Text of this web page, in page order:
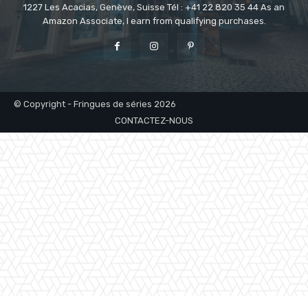
1227 Les Acacias, Genève, Suisse Tél : +41 22 820 35 44 As an
Amazon Associate, I earn from qualifying purchases.
© Copyright - Fringues de séries 2026
CONTACTEZ-NOUS